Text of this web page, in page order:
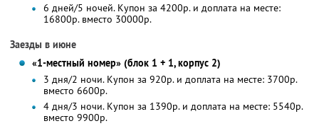
6 дней/5 ночей. Купон за 4200р. и доплата на месте:
16800р. вместо 30000р.
Заезды в июне
«1-местный номер» (блок 1 + 1, корпус 2)
3 дня/2 ночи. Купон за 920р. и доплата на месте: 3700р.
вместо 6600р.
4 дня/3 ночи. Купон за 1390р. и доплата на месте: 5540р.
вместо 9900р.